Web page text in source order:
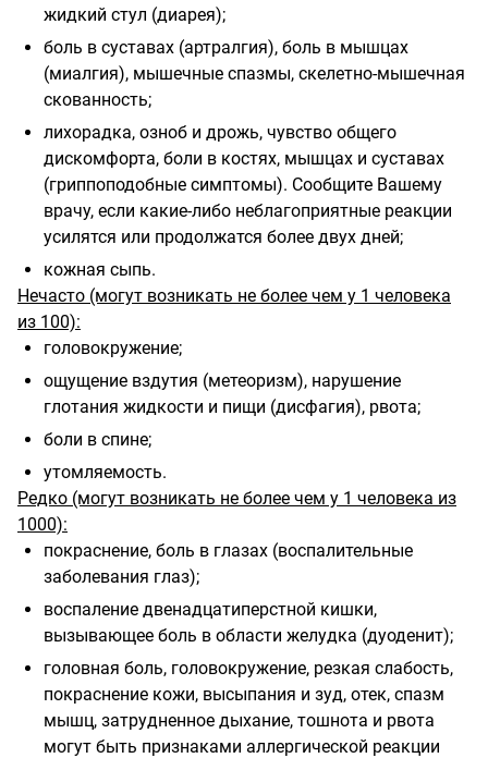
жидкий стул (диарея);
боль в суставах (артралгия), боль в мышцах
(миалгия), мышечные спазмы, скелетно-­мышечная
скованность;
лихорадка, озноб и дрожь, чувство общего
дискомфорта, боли в костях, мышцах и суставах
(гриппоподобные симптомы). Сообщите Вашему
врачу, если какие-либо неблагоприятные реакции
усилятся или продолжатся более двух дней;
кожная сыпь.
Нечасто (могут возникать не более чем у 1 человека
из 100):
головокружение;
ощущение вздутия (метеоризм), нарушение
глотания жидкости и пищи (дисфагия), рвота;
боли в спине;
утомляемость.
Редко (могут возникать не более чем у 1 человека из
1000):
покраснение, боль в глазах (воспалительные
заболевания глаз);
воспаление двенадцатиперстной кишки,
вызывающее боль в области желудка (дуоденит);
головная боль, головокружение, резкая слабость,
покраснение кожи, высыпания и зуд, отек, спазм
мышц, затрудненное дыхание, тошнота и рвота
могут быть признаками аллергической реакции